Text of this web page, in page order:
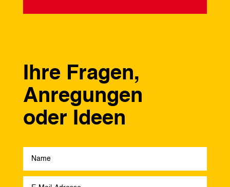
Ihre Fragen,
Anregungen
oder Ideen